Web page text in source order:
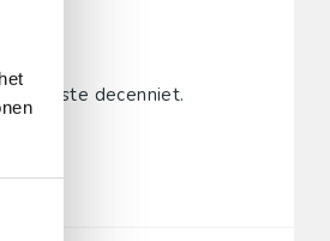
senaste decenniet.